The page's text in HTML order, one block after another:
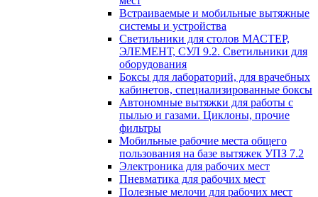
Встраиваемые и мобильные вытяжные
системы и устройства
Светильники для столов МАСТЕР,
ЭЛЕМЕНТ, СУЛ 9.2. Светильники для
оборудования
Боксы для лабораторий, для врачебных
кабинетов, специализированные боксы
Автономные вытяжки для работы с
пылью и газами. Циклоны, прочие
фильтры
Мобильные рабочие места общего
пользования на базе вытяжек УПЗ 7.2
Электроника для рабочих мест
Пневматика для рабочих мест
Полезные мелочи для рабочих мест